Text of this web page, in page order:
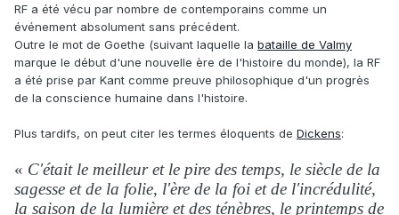
RF a été vécu par nombre de contemporains comme un
événement absolument sans précédent.
Outre le mot de Goethe (suivant laquelle la bataille de Valmy
marque le début d'une nouvelle ère de l'histoire du monde), la RF
a été prise par Kant comme preuve philosophique d'un progrès
de la conscience humaine dans l'histoire.
Plus tardifs, on peut citer les termes éloquents de Dickens:
« C'était le meilleur et le pire des temps, le siècle de la
sagesse et de la folie, l'ère de la foi et de l'incrédulité,
la saison de la lumière et des ténèbres, le printemps de